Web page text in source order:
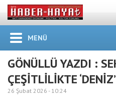
MENÜ
GÖNÜLLÜ YAZDI :
ÇEŞİTLİLİKTE
26 Şubat 2026 - 10:24